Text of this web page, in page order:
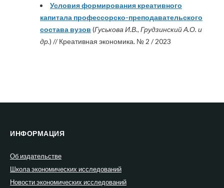
Условия формирования креативного
капитала профессорско-преподавательского
состава вузов (Гуськова И.В., Грудзинский А.О. и
др.) // Креативная экономика. № 2 / 2023
ИНФОРМАЦИЯ
Об издательстве
Школа экономических исследований
Новости экономических исследований